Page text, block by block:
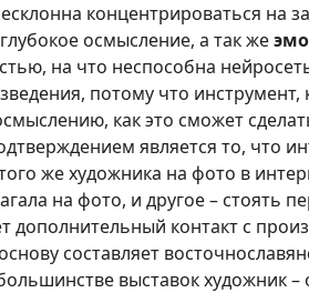
концентрироваться на
осмысление, а так же
на что неспособна
потому что
как это сможет
является то, что
же художника на фото в
на фото, и другое – стоять
дополнительный контакт с
составляет
выставок художник